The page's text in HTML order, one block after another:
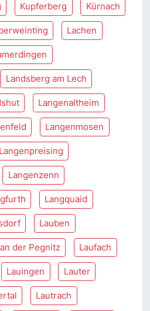
Kupferberg Kürnach
Lachen
Landsberg am Lech
Langenaltheim
Langenmosen
Langenpreising
Langenzenn
Langquaid
Lauben
der Pegnitz Laufach
Lauingen Lauter
Lautrach